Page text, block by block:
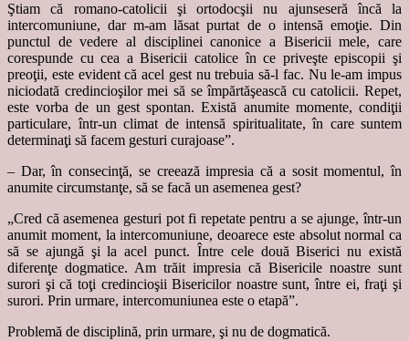
Ştiam că romano-catolicii şi ortodocşii nu ajunseseră încă la
intercomuniune, dar m-am lăsat purtat de o intensă emoţie. Din
punctul de vedere al disciplinei canonice a Bisericii mele, care
corespunde cu cea a Bisericii catolice în ce priveşte episcopii şi
preoţii, este evident că acel gest nu trebuia să-l fac. Nu le-am impus
niciodată credincioşilor mei să se împărtăşească cu catolicii. Repet,
este vorba de un gest spontan. Există anumite momente, condiţii
particulare, într-un climat de intensă spiritualitate, în care suntem
determinaţi să facem gesturi curajoase”.
– Dar, în consecinţă, se creează impresia că a sosit momentul, în
anumite circumstanţe, să se facă un asemenea gest?
„Cred că asemenea gesturi pot fi repetate pentru a se ajunge, într-un
anumit moment, la intercomuniune, deoarece este absolut normal ca
să se ajungă şi la acel punct. Între cele două Biserici nu există
diferenţe dogmatice. Am trăit impresia că Bisericile noastre sunt
surori şi că toţi credincioşii Bisericilor noastre sunt, între ei, fraţi şi
surori. Prin urmare, intercomuniunea este o etapă”.
Problemă de disciplină, prin urmare, şi nu de dogmatică.